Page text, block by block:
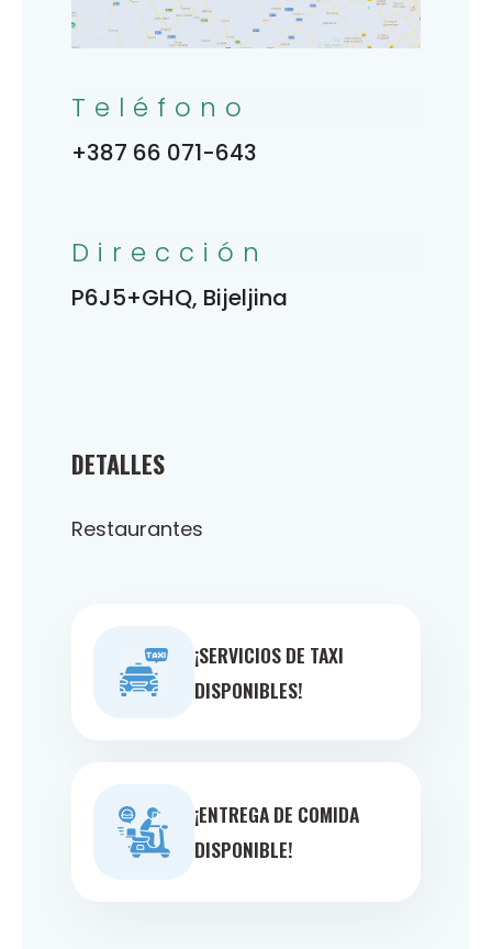
DETALLES
Restaurantes
¡SERVICIOS DE TAXI
DISPONIBLES!
¡ENTREGA DE COMIDA
DISPONIBLE!
Teléfono
+387 66 071-643
Dirección
P6J5+GHQ, Bijeljina